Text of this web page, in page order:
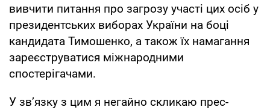
вивчити питання про загрозу участі цих осіб у
президентських виборах України на боці
кандидата Тимошенко, а також їх намагання
зареєструватися міжнародними
спостерігачами.
У зв’язку з цим я негайно скликаю прес-